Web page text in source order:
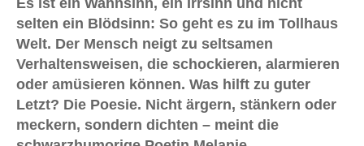
Es ist ein Wahnsinn, ein Irrsinn und nicht
selten ein Blödsinn: So geht es zu im Tollhaus
Welt. Der Mensch neigt zu seltsamen
Verhaltensweisen, die schockieren, alarmieren
oder amüsieren können. Was hilft zu guter
Letzt? Die Poesie. Nicht ärgern, stänkern oder
meckern, sondern dichten – meint die